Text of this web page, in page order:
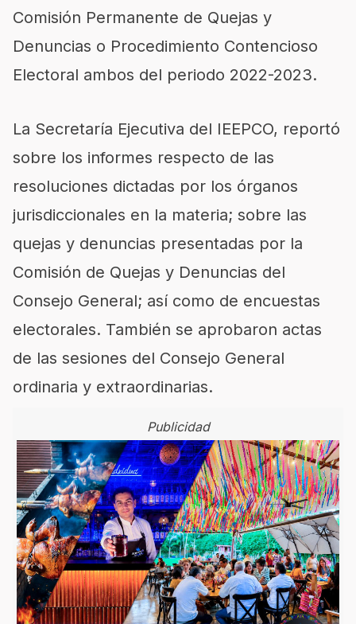
Comisión Permanente de Quejas y
Denuncias o Procedimiento Contencioso
Electoral ambos del periodo 2022-2023.
La Secretaría Ejecutiva del IEEPCO, reportó
sobre los informes respecto de las
resoluciones dictadas por los órganos
jurisdiccionales en la materia; sobre las
quejas y denuncias presentadas por la
Comisión de Quejas y Denuncias del
Consejo General; así como de encuestas
electorales. También se aprobaron actas
de las sesiones del Consejo General
ordinaria y extraordinarias.
Publicidad